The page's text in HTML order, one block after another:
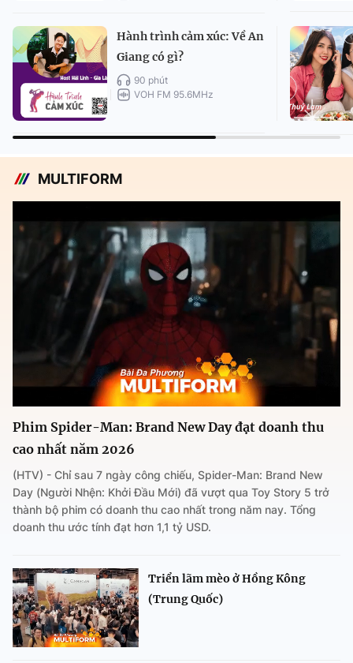
Hành trình cảm xúc: Về An
Giang có gì?
90 phút
VOH FM 95.6MHz
MULTIFORM
Phim Spider-Man: Brand New Day đạt doanh thu
cao nhất năm 2026
(HTV) - Chỉ sau 7 ngày công chiếu, Spider-Man: Brand New
Day (Người Nhện: Khởi Đầu Mới) đã vượt qua Toy Story 5 trở
thành bộ phim có doanh thu cao nhất trong năm nay. Tổng
doanh thu ước tính đạt hơn 1,1 tỷ USD.
Triển lãm mèo ở Hồng Kông
(Trung Quốc)